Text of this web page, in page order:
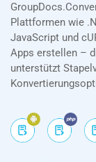
Plattformen wie
JavaScript und
Apps erstellen –
unterstützt